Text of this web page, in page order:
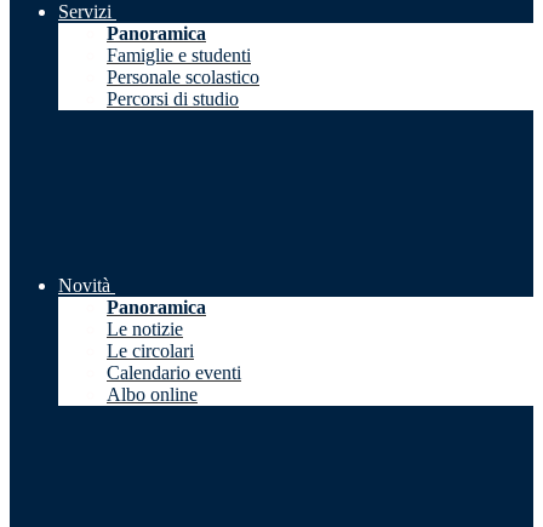
Servizi
Panoramica
Famiglie e studenti
Personale scolastico
Percorsi di studio
Novità
Panoramica
Le notizie
Le circolari
Calendario eventi
Albo online